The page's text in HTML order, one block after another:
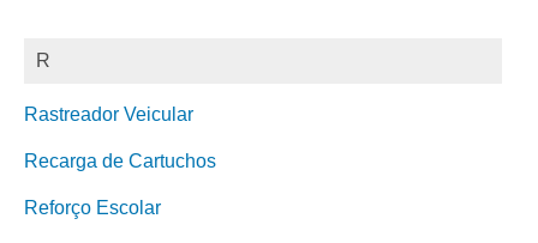
R
Rastreador Veicular
Recarga de Cartuchos
Reforço Escolar